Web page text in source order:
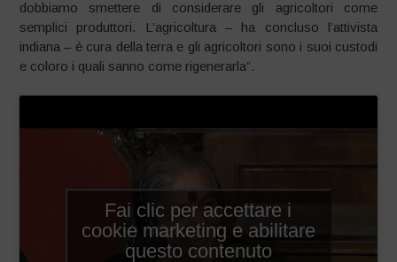
dobbiamo smettere di considerare gli agricoltori come
semplici produttori. L’agricoltura – ha concluso l’attivista
indiana – è cura della terra e gli agricoltori sono i suoi custodi
e coloro i quali sanno come rigenerarla”.
Fai clic per accettare i
cookie marketing e abilitare
questo contenuto